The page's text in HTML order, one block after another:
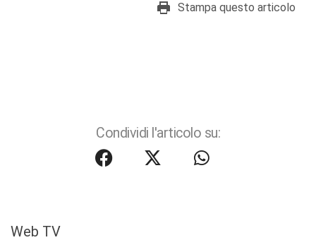
Stampa questo articolo
Condividi l'articolo su:
Web TV